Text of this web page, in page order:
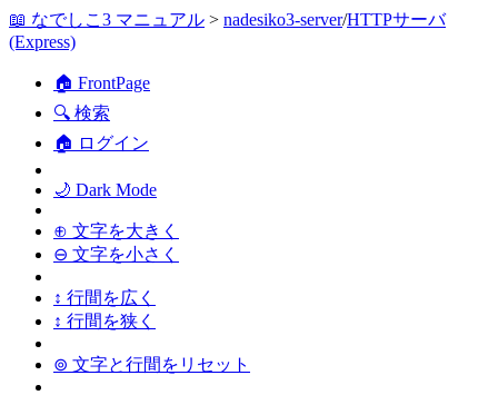
📖 なでしこ3 マニュアル > nadesiko3-server/HTTPサーバ
(Express)
🏠 FrontPage
🔍 検索
🏠 ログイン
🌙 Dark Mode
⊕ 文字を大きく
⊖ 文字を小さく
↕ 行間を広く
↕ 行間を狭く
⊚ 文字と行間をリセット